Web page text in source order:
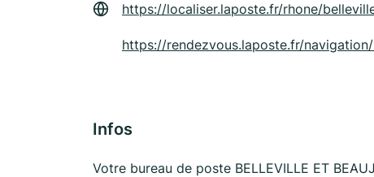
https://localiser.laposte.fr/rhone/
https://rendezvous.laposte.fr/
Infos
Votre bureau de poste BELLEVILLE ET